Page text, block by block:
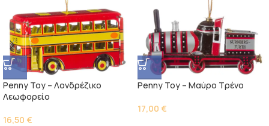
Penny Toy – Λονδρέζικο
Λεωφορείο
16,50 €
Penny Toy – Μαύρο Τρένο
17,00 €